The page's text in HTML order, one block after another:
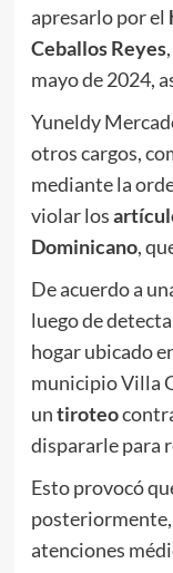
apresarlo por el
Ceballos Reyes
mayo de 2024,
Yuneldy
otros cargos,
mediante la
violar los
Dominicano,
De acuerdo a
luego de
hogar ubicado
municipio Villa
untiroteo
dispararle para
Esto provocó
atenciones